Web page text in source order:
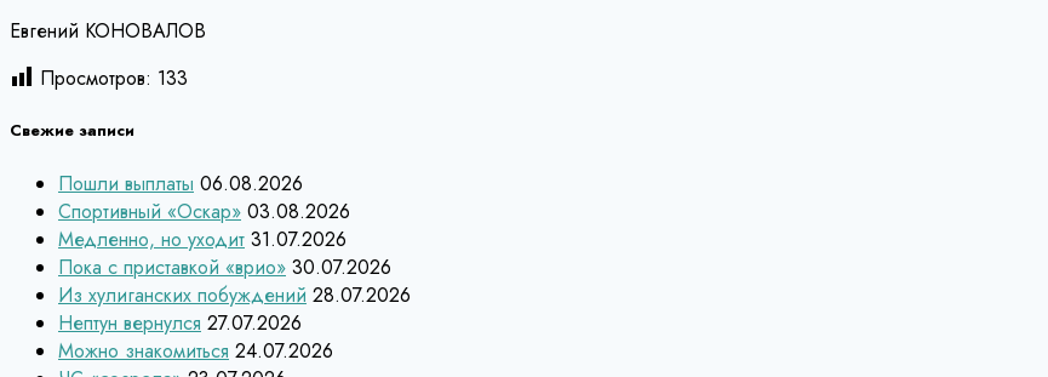
Евгений КОНОВАЛОВ
Просмотров: 133
Свежие записи
Пошли выплаты 06.08.2026
Спортивный «Оскар» 03.08.2026
Медленно, но уходит 31.07.2026
Пока с приставкой «врио» 30.07.2026
Из хулиганских побуждений 28.07.2026
Нептун вернулся 27.07.2026
Можно знакомиться 24.07.2026